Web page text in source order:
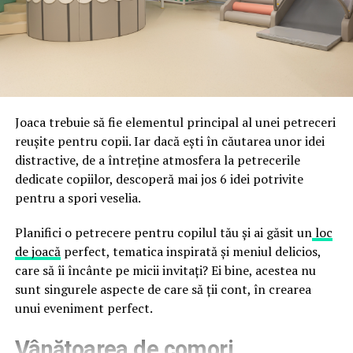
astfel încât confortul și estetica să funcționeze
împreună, nu în tensiune una cu cealaltă, pe toată
durata de viață a amenajării, indiferent de câte sezoane
fraude care exploatează încrederea în brand.
Directoratul Național de Securitate Cibernetică (DNSC)
false până la tentative de furt al datelor personale și
financiare. Instituția recomandă verificarea atentă a
sursei mesajelor și raportarea incidentelor la numărul
unic 1911.
Campaniile identificate în ultimele săptămâni folosesc
false de streaming, coduri QR malițioase și mesaje care
promit bilete, rambursări, premii sau acces gratuit la
meciuri. FBI a emis în luna mai un avertisment privind
site-urile care clonează platforma oficială prin
modificări minore ale denumirii domeniului, precum
a colecta date personale și bancare.
Joaca trebuie să fie elementul principal al unei petreceri
reușite pentru copii. Iar dacă ești în căutarea unor idei
distractive, de a întreține atmosfera la petrecerile
dedicate copiilor, descoperă mai jos 6 idei potrivite
pentru a spori veselia.
Planifici o petrecere pentru copilul tău și ai găsit unloc
de joacăperfect, tematica inspirată și meniul delicios,
care să îi încânte pe micii invitați? Ei bine, acestea nu
sunt singurele aspecte de care să ții cont, în crearea
unui eveniment perfect.